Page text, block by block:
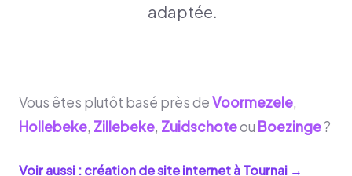
adaptée.
Vous êtes plutôt basé près deVoormezele,
Hollebeke, Zillebeke, Zuidschoteou Boezinge?
Voir aussi : création de site internet àTournai →